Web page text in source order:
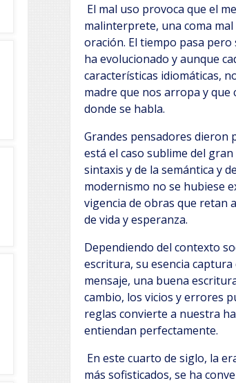
El mal uso provoca que el
malinterprete, una coma
oración. El tiempo pasa
ha evolucionado y aunque
características idiomáticas,
madre que nos arropa y
donde se habla.
Grandes pensadores dieron
está el caso sublime del
sintaxis y de la semántica y
modernismo no se hubiese
vigencia de obras que retan
de vida y esperanza.
Dependiendo del contexto
escritura, su esencia
mensaje, una buena
cambio, los vicios y errores
reglas convierte a nuestra
entiendan perfectamente.
En este cuarto de siglo, la
más sofisticados, se ha